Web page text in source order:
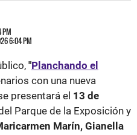
PM
6:04 PM
"Planchando el
con una nueva
presentará el 13 de
Parque de la Exposición y
Marín, Gianella